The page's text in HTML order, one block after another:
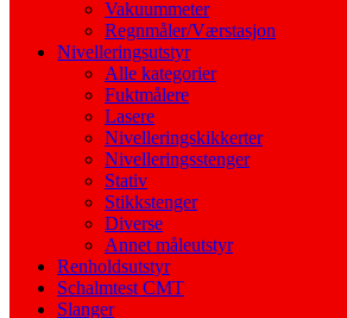
Vakuummeter
Regnmåler/Værstasjon
Nivelleringsutstyr
Alle kategorier
Fuktmålere
Lasere
Nivelleringskikkerter
Nivelleringsstenger
Stativ
Stikkstenger
Diverse
Annet måleutstyr
Renholdsutstyr
Schalmtest CMT
Slanger